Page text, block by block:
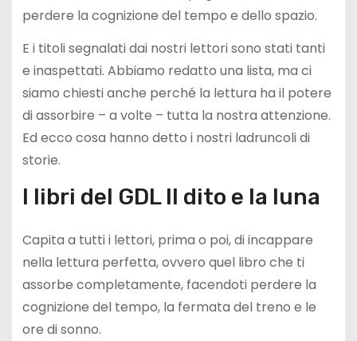
perdere la cognizione del tempo e dello spazio.
E i titoli segnalati dai nostri lettori sono stati tanti
e inaspettati. Abbiamo redatto una lista, ma ci
siamo chiesti anche perché la lettura ha il potere
di assorbire – a volte – tutta la nostra attenzione.
Ed ecco cosa hanno detto i nostri ladruncoli di
storie.
I libri del GDL Il dito e la luna
Capita a tutti i lettori, prima o poi, di incappare
nella lettura perfetta, ovvero quel libro che ti
assorbe completamente, facendoti perdere la
cognizione del tempo, la fermata del treno e le
ore di sonno.